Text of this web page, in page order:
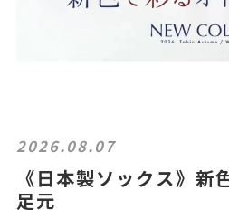
2026.08.07
《日本製ソックス》新
足元